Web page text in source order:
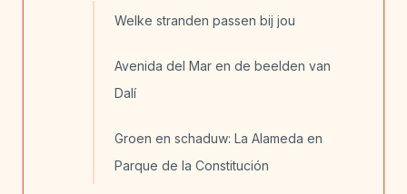
Welke stranden passen bij jou
Avenida del Mar en de beelden van
Dalí
Groen en schaduw: La Alameda en
Parque de la Constitución